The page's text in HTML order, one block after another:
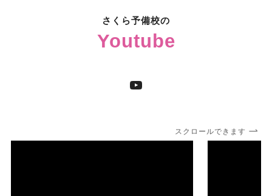
さくら予備校の
Youtube
YouTube
スクロールできます